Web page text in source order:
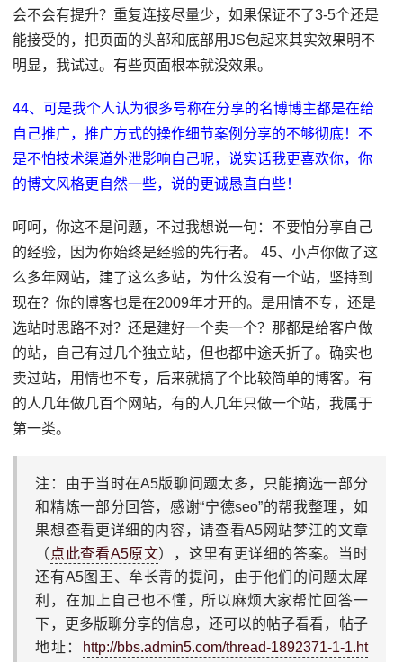
会不会有提升？重复连接尽量少，如果保证不了3-5个还是
能接受的，把页面的头部和底部用JS包起来其实效果明不
明显，我试过。有些页面根本就没效果。
44、可是我个人认为很多号称在分享的名博博主都是在给
自己推广，推广方式的操作细节案例分享的不够彻底！不
是不怕技术渠道外泄影响自己呢，说实话我更喜欢你，你
的博文风格更自然一些，说的更诚恳直白些！
呵呵，你这不是问题，不过我想说一句：不要怕分享自己
的经验，因为你始终是经验的先行者。 45、小卢你做了这
么多年网站，建了这么多站，为什么没有一个站，坚持到
现在？你的博客也是在2009年才开的。是用情不专，还是
选站时思路不对？还是建好一个卖一个？那都是给客户做
的站，自己有过几个独立站，但也都中途夭折了。确实也
卖过站，用情也不专，后来就搞了个比较简单的博客。有
的人几年做几百个网站，有的人几年只做一个站，我属于
第一类。
注：由于当时在A5版聊问题太多，只能摘选一部分
和精炼一部分回答，感谢“宁德seo”的帮我整理，如
果想查看更详细的内容，请查看A5网站梦江的文章
（ 点此查看A5原文），这里有更详细的答案。当时
还有A5图王、牟长青的提问，由于他们的问题太犀
利，在加上自己也不懂，所以麻烦大家帮忙回答一
下，更多版聊分享的信息，还可以的帖子看看，帖子
地址：
http://bbs.admin5.com/thread-1892371-1-1.ht